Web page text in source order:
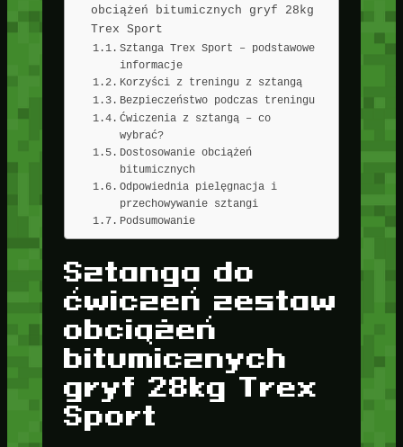
obciążeń bitumicznych gryf 28kg
Trex Sport
Sztanga Trex Sport – podstawowe
informacje
Korzyści z treningu z sztangą
Bezpieczeństwo podczas treningu
Ćwiczenia z sztangą – co
wybrać?
Dostosowanie obciążeń
bitumicznych
Odpowiednia pielęgnacja i
przechowywanie sztangi
Podsumowanie
Sztanga do
ćwiczeń zestaw
obciążeń
bitumicznych
gryf 28kg Trex
Sport